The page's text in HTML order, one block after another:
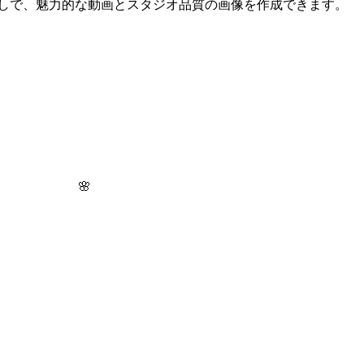
🌸
で、魅力的な動画とスタジオ品質の画像を作成できます。